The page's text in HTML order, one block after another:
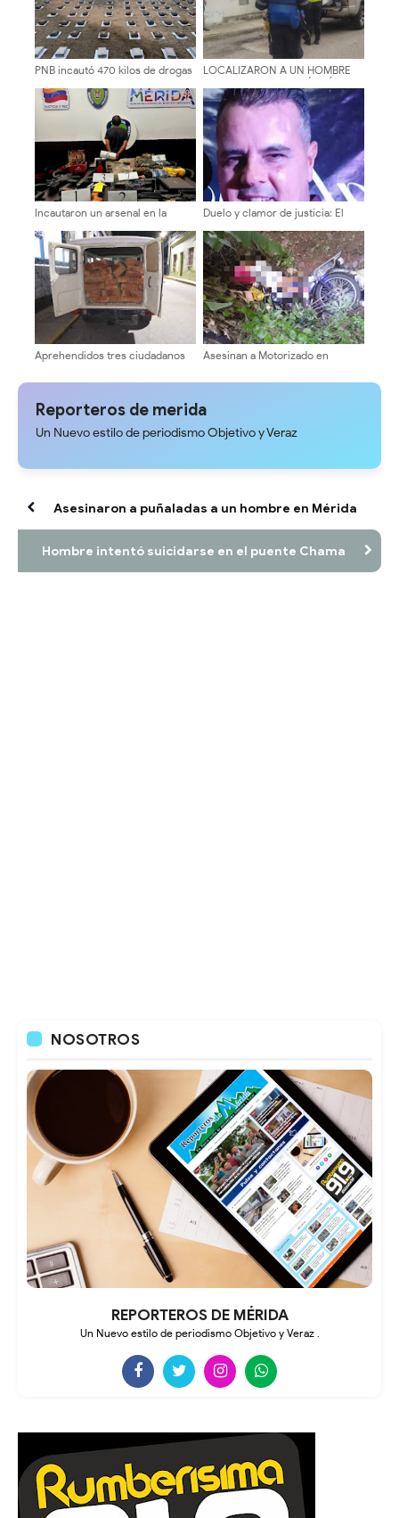
PNB incautó 470 kilos de drogas
LOCALIZARON A UN HOMBRE
MUERTO EN PLENA VÍA PÚBLICA
DEL SECTOR LA DON PERUCHO
DE MÉRIDA
Incautaron un arsenal en la
Mérida
Duelo y clamor de justicia: El
trágica partida de Walter Jaimes
Aprehendidos tres ciudadanos
madera en Tovar
Asesinan a Motorizado en
Reporteros de merida
Un Nuevo estilo de periodismo Objetivo y Veraz
Asesinaron a puñaladas a un hombre en Mérida
Hombre intentó suicidarse en el puente Chama
NOSOTROS
REPORTEROS DE MÉRIDA
Un Nuevo estilo de periodismo Objetivo y Veraz .